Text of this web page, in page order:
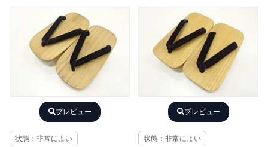
プレビュー
状態：非常によい
プレビュー
状態：非常によい